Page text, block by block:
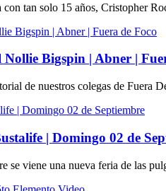
tan solo 15 años, Cristopher
Bigspin | Abner |
de nuestros colegas de Fuera
| Domingo 02 de
se viene una nueva feria de las